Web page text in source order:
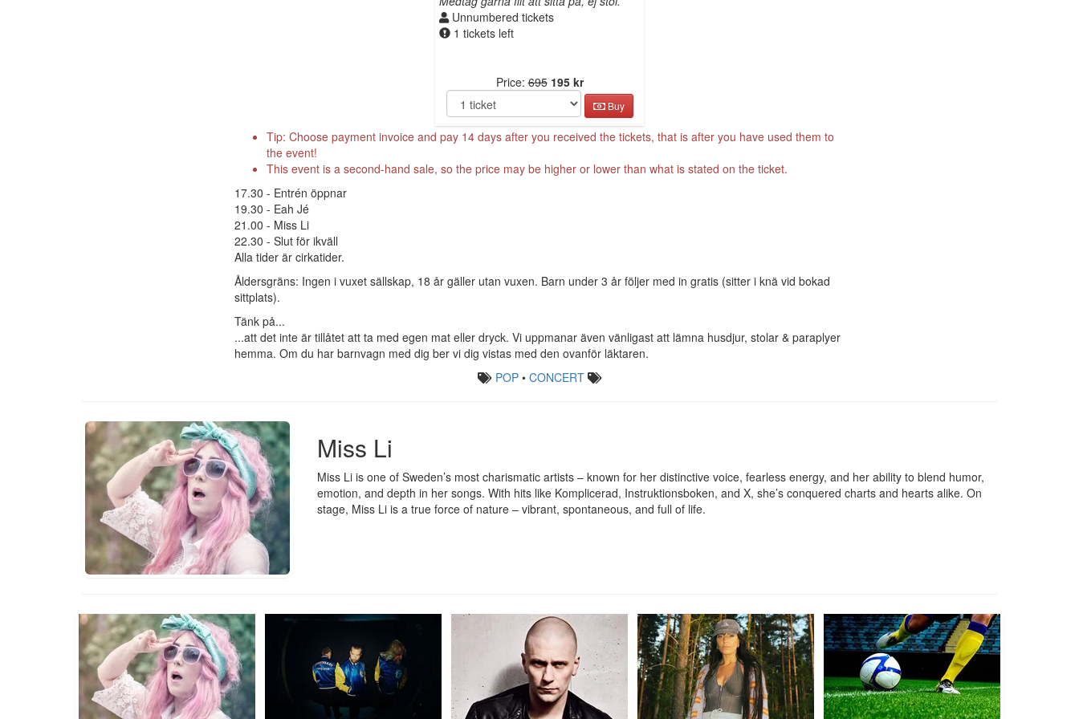
Unnumbered tickets
1 tickets left
Price:695 195 kr
Buy
Tip: Choose payment invoice and pay 14 days after you received the tickets, that is after you have used them to
the event!
This event is a second-hand sale, so the price may be higher or lower than what is stated on the ticket.
17.30 - Entrén öppnar
19.30 - Eah Jé
21.00 - Miss Li
22.30 - Slut för ikväll
Alla tider är cirkatider.
Åldersgräns: Ingen i vuxet sällskap, 18 år gäller utan vuxen. Barn under 3 år följer med in gratis (sitter i knä vid bokad
sittplats).
Tänk på...
...att det inte är tillåtet att ta med egen mat eller dryck. Vi uppmanar även vänligast att lämna husdjur, stolar & paraplyer
hemma. Om du har barnvagn med dig ber vi dig vistas med den ovanför läktaren.
POP• CONCERT
Miss Li
Miss Li is one of Sweden’s most charismatic artists – known for her distinctive voice, fearless energy, and her ability to blend humor,
emotion, and depth in her songs. With hits like Komplicerad, Instruktionsboken, and X, she’s conquered charts and hearts alike. On
stage, Miss Li is a true force of nature – vibrant, spontaneous, and full of life.